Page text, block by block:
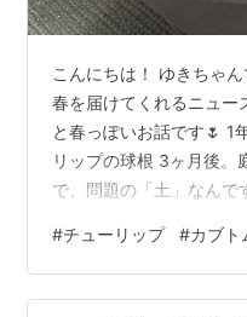
こんにちは！ ゆきちゃ
春を届けてくれるニュー
と春っぽいお話です🌷 1
リップの球根 3ヶ月後。
で、問題の「土」なん
が1年生のとき、学校で
り、球根を持ち帰ってき
ると、だいたい10〜11
#チューリップ #カブト